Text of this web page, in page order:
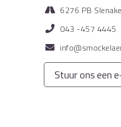
6276 PB
043 -457 4445
Stuur ons een